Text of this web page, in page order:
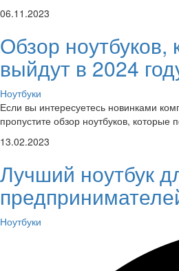
06.11.2023
Обзор ноутбуков,
выйдут в 2024
Ноутбуки
Если вы интересуетесь новинками
пропустите обзор ноутбуков, которые
13.02.2023
Лучший ноутбук
Ноутбуки